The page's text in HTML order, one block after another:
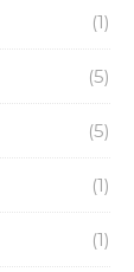
(1)
(5)
(5)
(1)
(1)